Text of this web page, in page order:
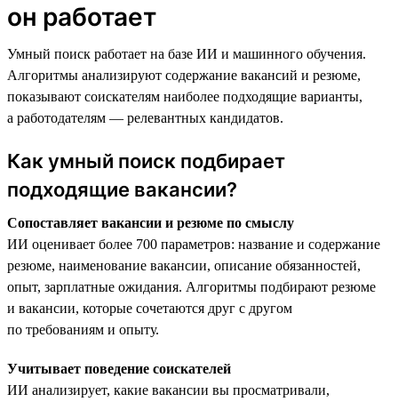
он работает
Умный поиск работает на базе ИИ и машинного обучения.
Алгоритмы анализируют содержание вакансий и резюме,
показывают соискателям наиболее подходящие варианты,
а работодателям — релевантных кандидатов.
Как умный поиск подбирает
подходящие вакансии?
Сопоставляет вакансии и резюме по смыслу
ИИ оценивает более 700 параметров: название и содержание
резюме, наименование вакансии, описание обязанностей,
опыт, зарплатные ожидания. Алгоритмы подбирают резюме
и вакансии, которые сочетаются друг с другом
по требованиям и опыту.
Учитывает поведение соискателей
ИИ анализирует, какие вакансии вы просматривали,